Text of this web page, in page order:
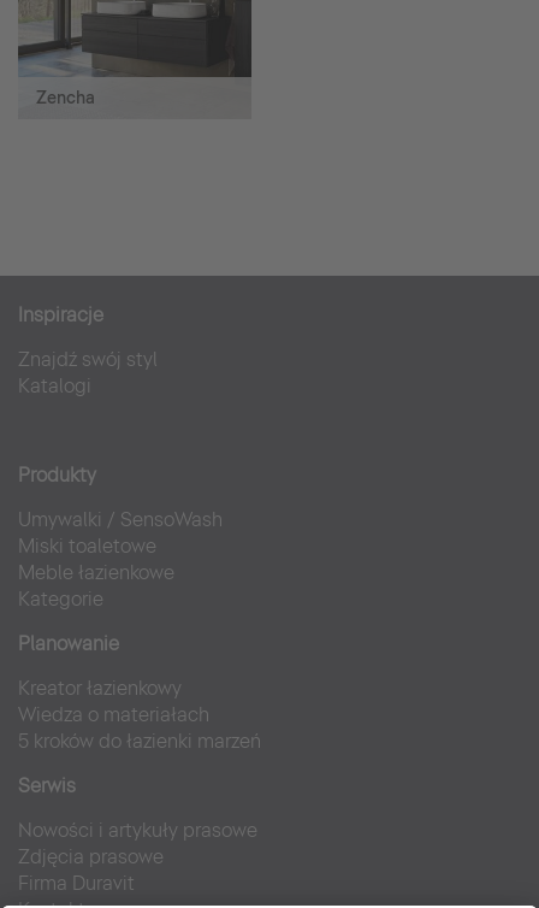
Zencha
Inspiracje
Znajdź swój styl
Katalogi
Produkty
Umywalki / SensoWash
Miski toaletowe
Meble łazienkowe
Kategorie
Planowanie
Kreator łazienkowy
Wiedza o materiałach
5 kroków do łazienki marzeń
Serwis
Nowości i artykuły prasowe
Zdjęcia prasowe
Firma Duravit